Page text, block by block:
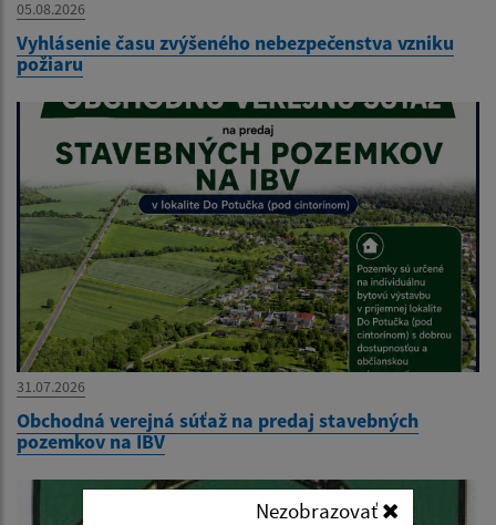
05.08.2026
Vyhlásenie času zvýšeného nebezpečenstva vzniku
požiaru
31.07.2026
Obchodná verejná súťaž na predaj stavebných
pozemkov na IBV
Nezobrazovať